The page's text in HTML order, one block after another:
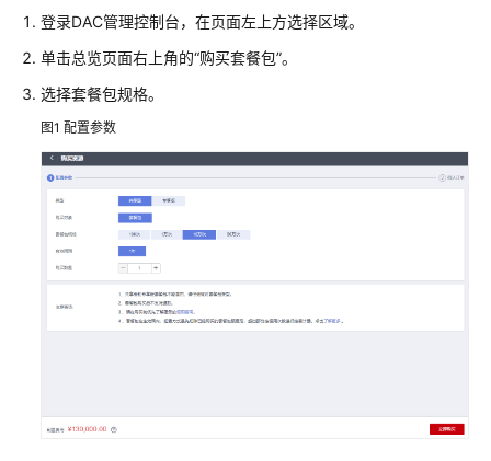
见
问
题
询
类
问
题
使
用
类
问
费
登录DAC管理控制台，在页面左上方选择区域。
单击总览页面右上角的“购买套餐包”。
选择套餐包规格。
图1 配置参数